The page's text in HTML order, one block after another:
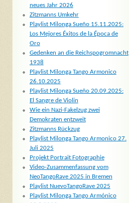
neues Jahr 2026
Zitzmanns Umkehr
Playlist Milonga Sueño 15.11.2025:
Los Mejores Éxitos de la Época de
Oro
Gedenken an die Reichspogromnacht
1938
Playlist Milonga Tango Armonico
26.10.2025
Playlist Milonga Sueño 20.09.2025:
El Sangre de Violin
Wie ein Nazi-Fakelzug zwei
Demokraten entzweit
Zitzmanns Rückzug
Playlist Milonga Tango Armonico 27.
Juli 2025
Projekt Portrait Fotographie
Video-Zusammenfassung vom
NeoTangoRave 2025 in Bremen
Playlist NuevoTangoRave 2025
Playlist Milonga Tango Armónico